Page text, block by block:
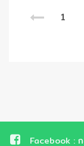
1
Facebook :